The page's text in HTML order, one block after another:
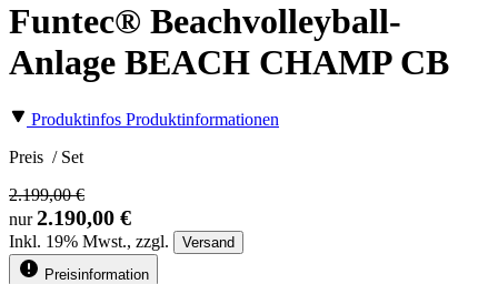
Funtec® Beachvolleyball-
Anlage BEACH CHAMP CB
Produktinfos Produktinformationen
Preis / Set
2.199,00 €
nur2.190,00 €
Inkl. 19% Mwst., zzgl.
Versand
Preisinformation